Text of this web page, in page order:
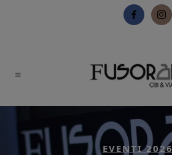
EVENTI 2026